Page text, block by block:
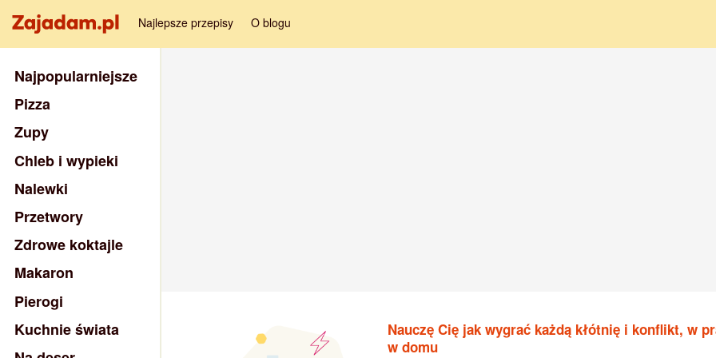
Najlepsze przepisy O blogu
Nauczę Cię jak wygrać każdą kłótnię i konflikt, w
w domu
Najpopularniejsze
Pizza
Zupy
Chleb i wypieki
Nalewki
Przetwory
Zdrowe koktajle
Makaron
Pierogi
Kuchnie świata